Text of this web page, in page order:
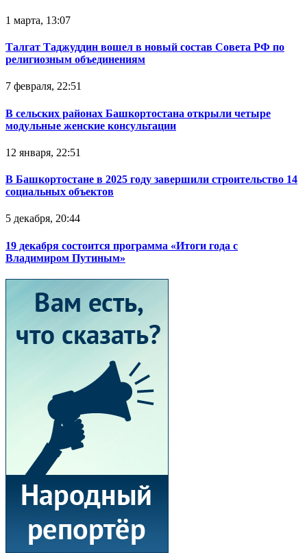
1 марта, 13:07
Талгат Таджуддин вошел в новый состав Совета РФ по
религиозным объединениям
7 февраля, 22:51
В сельских районах Башкортостана открыли четыре
модульные женские консультации
12 января, 22:51
В Башкортостане в 2025 году завершили строительство 14
социальных объектов
5 декабря, 20:44
19 декабря состоится программа «Итоги года с
Владимиром Путиным»